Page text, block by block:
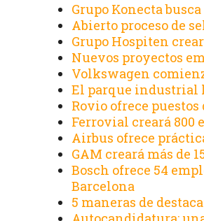
Grupo Konecta
Abierto proceso de
Grupo Hospiten
Nuevos proyectos
Volkswagen
El parque industrial
Rovio ofrece puestos
Ferrovial creará 800
Airbus ofrece
GAM creará más de
Bosch ofrece 54
Barcelona
5 maneras de